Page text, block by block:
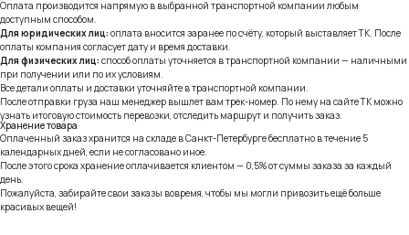
Оплата производится напрямую в выбранной транспортной компании любым
доступным способом.
Для юридических лиц: оплата вносится заранее по счёту, который выставляет ТК. После
оплаты компания согласует дату и время доставки.
Для физических лиц: способ оплаты уточняется в транспортной компании — наличными
при получении или по их условиям.
Все детали оплаты и доставки уточняйте в транспортной компании.
После отправки груза наш менеджер вышлет вам трек-номер. По нему на сайте ТК можно
узнать итоговую стоимость перевозки, отследить маршрут и получить заказ.
Хранение товара
Оплаченный заказ хранится на складе в Санкт-Петербурге бесплатно в течение 5
календарных дней, если не согласовано иное.
После этого срока хранение оплачивается клиентом — 0,5% от суммы заказа за каждый
день.
Пожалуйста, забирайте свои заказы вовремя, чтобы мы могли привозить ещё больше
красивых вещей!